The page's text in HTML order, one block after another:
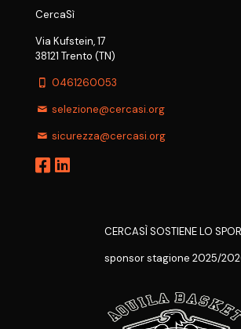
CercaSì
Via Kufstein, 17
38121 Trento (TN)
0461260053
selezione@cercasi.org
sicurezza@cercasi.org
CERCASÌ SOSTIENE LO
sponsor stagione 2025/